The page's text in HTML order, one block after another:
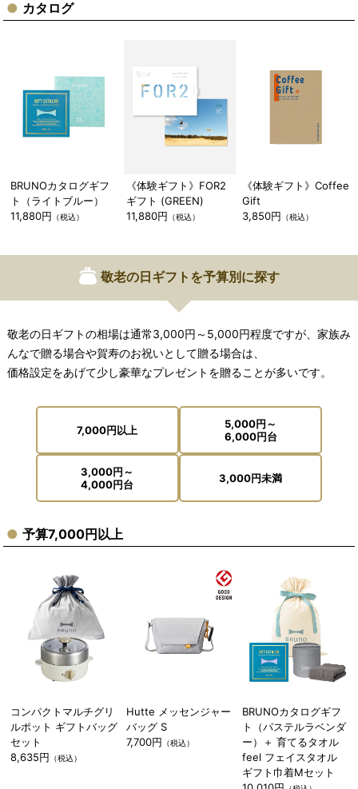
カタログ
BRUNOカタログギフ
ト（ライトブルー）
11,880円 （税込）
《体験ギフト》FOR2
ギフト (GREEN)
11,880円 （税込）
《体験ギフト》Coffee
Gift
3,850円 （税込）
敬老の日ギフトを予算別に探す
敬老の日ギフトの相場は通常3,000円～5,000円程度ですが、家族み
んなで贈る場合や賀寿のお祝いとして贈る場合は、
価格設定をあげて少し豪華なプレゼントを贈ることが多いです。
7,000円以上
5,000円～
6,000円台
3,000円～
4,000円台
3,000円未満
予算7,000円以上
コンパクトマルチグリ
ルポット ギフトバッグ
セット
8,635円 （税込）
Hutte メッセンジャー
バッグ S
7,700円 （税込）
BRUNOカタログギフ
ト（パステルラベンダ
ー）＋ 育てるタオル
feel フェイスタオル
ギフト巾着Mセット